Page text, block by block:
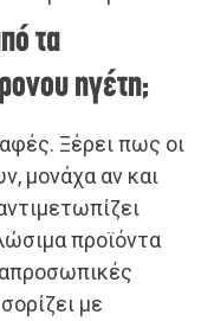
τα
ηγέτη;
Ξέρει πως οι
μονάχα αν και
προϊόντα
με